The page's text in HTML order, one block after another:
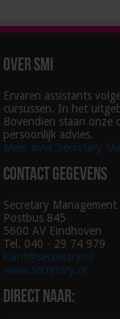
Over SMI
Ervaren assistants
cursussen. In het
Bovendien staan onze
persoonlijk advies.
Meer over Secretary
Contact gegevens
Secretary
Postbus 845
5600 AV Eindhoven
Tel. 040 - 29 74 979
klant@secretary.nl
www.secretary.nl
Direct naar: